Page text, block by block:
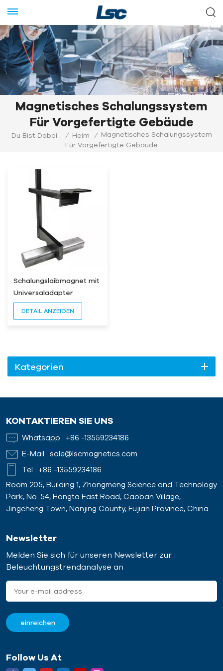
Magnetisches Schalungssystem
Für Vorgefertigte Gebäude
Du Bist Dabei : / Heim /
Magnetisches Schalungssystem
Für Vorgefertigte Gebäude
Schalungslaibmagnet mit
Universaladapter
DETAIL ANZEIGEN
Kategorien
KONTAKTIEREN SIE UNS
Whatsapp : +86 -13559234186
E-Mail : sale@lscmagnetics.com
Tel : +86 -13559234186
Room 205, Building 1, Zhongmeng Science and Technology
Park, No. 54, Hongta East Road, Caoban Village,
Jingcheng Town, Nanjing County, Fujian Province, China
Newsletter
Melden Sie sich für unseren Newsletter zur
Beleuchtungstrendanalyse an
Follow Us At